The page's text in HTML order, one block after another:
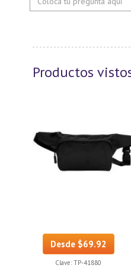
Productos
Desde $69.92
Clave: TP-41880